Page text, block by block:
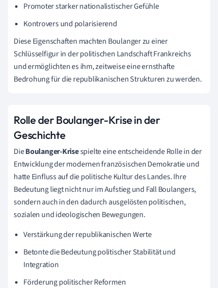
Promoter starker nationalistischer Gefühle
Kontrovers und polarisierend
Diese Eigenschaften machten Boulanger zu einer
Schlüsselfigur in der politischen Landschaft Frankreichs
und ermöglichten es ihm, zeitweise eine ernsthafte
Bedrohung für die republikanischen Strukturen zu werden.
Rolle der Boulanger-Krise in der
Geschichte
DieBoulanger-Krisespielte eine entscheidende Rolle in der
Entwicklung der modernen französischen Demokratie und
hatte Einfluss auf die politische Kultur des Landes. Ihre
Bedeutung liegt nicht nur im Aufstieg und Fall Boulangers,
sondern auch in den dadurch ausgelösten politischen,
sozialen und ideologischen Bewegungen.
Verstärkung der republikanischen Werte
Betonte die Bedeutung politischer Stabilität und
Integration
Förderung politischer Reformen